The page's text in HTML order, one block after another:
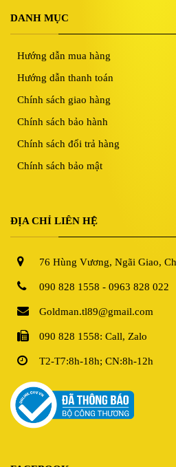
DANH MỤC
Hướng dẫn mua hàng
Hướng dẫn thanh toán
Chính sách giao hàng
Chính sách bảo hành
Chính sách đổi trả hàng
Chính sách bảo mật
ĐỊA CHỈ LIÊN HỆ
76 Hùng Vương, Ngãi Giao,
090 828 1558 - 0963 828 022
Goldman.tl89@gmail.com
090 828 1558: Call, Zalo
T2-T7:8h-18h; CN:8h-12h